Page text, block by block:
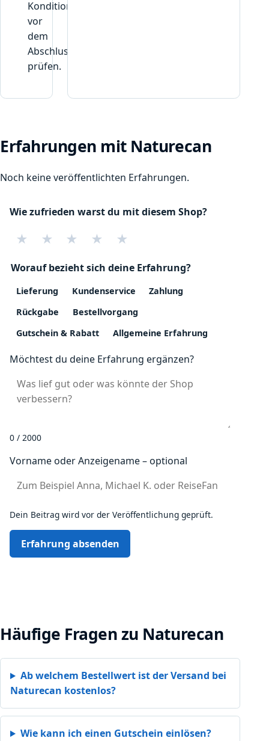
Konditionen
vor
dem
Abschluss
prüfen.
Erfahrungen mit Naturecan
Noch keine veröffentlichten Erfahrungen.
Wie zufrieden warst du mit diesem Shop?
★ ★ ★ ★ ★
Worauf bezieht sich deine Erfahrung?
Lieferung Kundenservice
Zahlung
Rückgabe
Bestellvorgang
Gutschein & Rabatt
Allgemeine Erfahrung
Möchtest du deine Erfahrung ergänzen?
0 / 2000
Vorname oder Anzeigename – optional
Dein Beitrag wird vor der Veröffentlichung geprüft.
Erfahrung absenden
Häufige Fragen zu Naturecan
Ab welchem Bestellwert ist der Versand bei
Naturecan kostenlos?
Wie kann ich einen Gutschein einlösen?